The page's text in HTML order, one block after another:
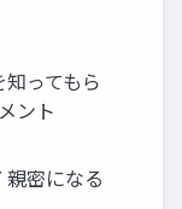
ってもら
ント
密になる